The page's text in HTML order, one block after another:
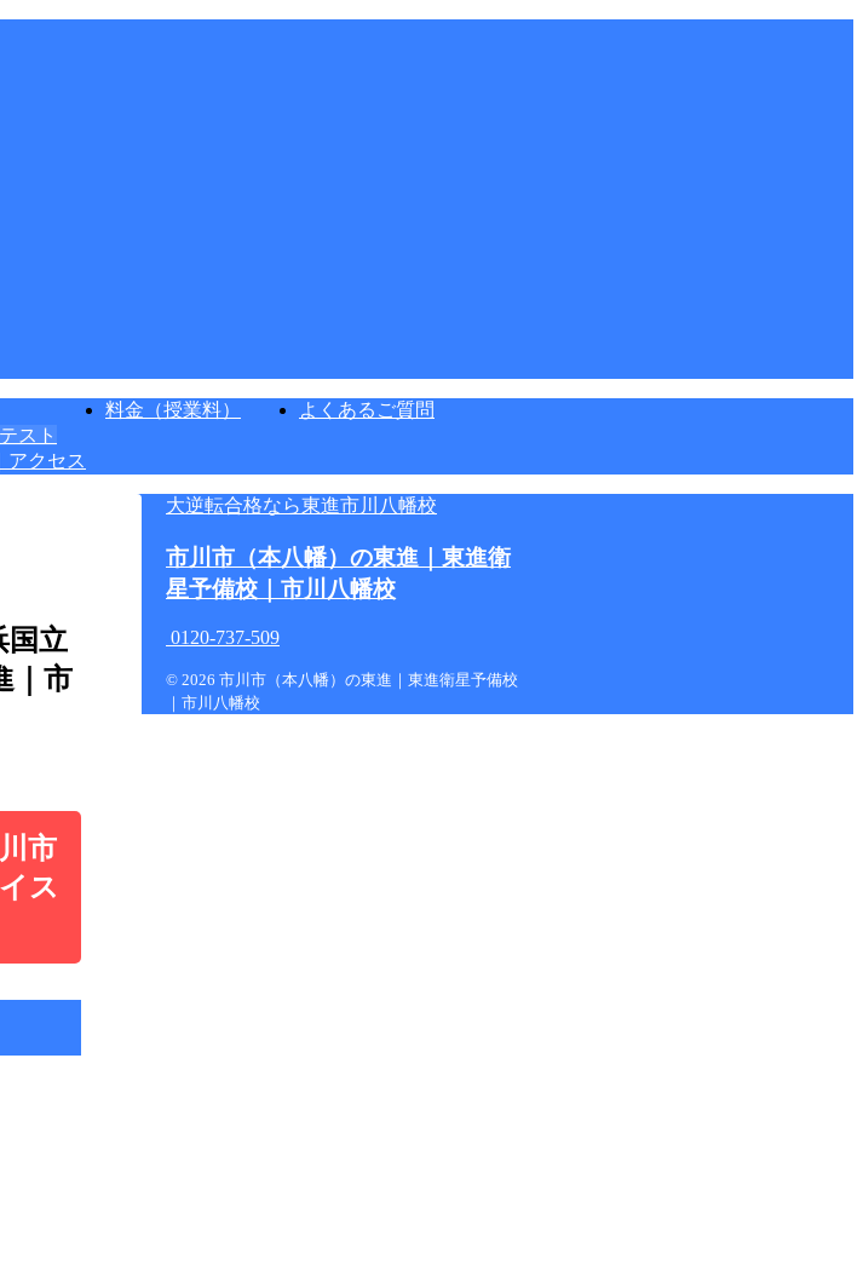
スト
料金（授業料） よくあるご質問
アクセス
国立
｜市
市
ス
大逆転合格なら東進市川八幡校
市川市（本八幡）の東進｜東進衛
星予備校｜市川八幡校
0120-737-509
© 2026 市川市（本八幡）の東進｜東進衛星予備校
｜市川八幡校